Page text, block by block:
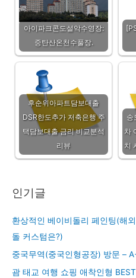
아이파크콘도설악수영장:
중탄산온천수풀장.
후순위아파트담보대출
DSR한도추가 저축은행 주
택담보대출 금리 비교분석
리뷰
송
차
치
인기글
환상적인 베이비돌리 페인팅(해
돌 커스텀은?)
중국무역(중국인형공장) 방문 –
괌 태교 여행 쇼핑 애착인형